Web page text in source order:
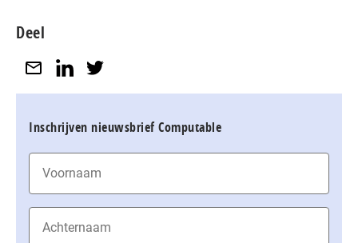
Deel
Inschrijven nieuwsbrief Computable